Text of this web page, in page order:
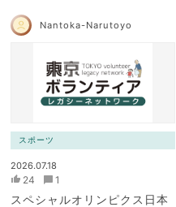
Nantoka-Narutoyo
スポーツ
2026.07.18
24 1
スペシャルオリンピクス日本